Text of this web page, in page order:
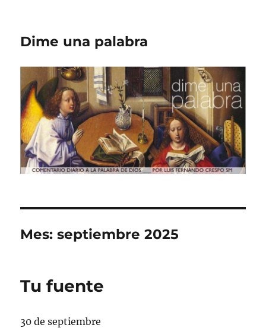
Dime una palabra
Mes:septiembre 2025
Tu fuente
30 de septiembre